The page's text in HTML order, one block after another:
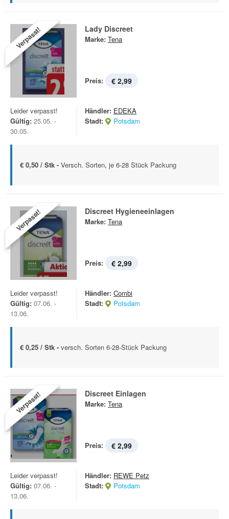
Verpasst! Lady Discreet
Marke: Tena
Preis: € 2,99
Leider verpasst!
Gültig: 25.05. -
30.05.
Händler: EDEKA
Stadt:
Potsdam
€ 0,50 / Stk - Versch. Sorten, je 6-28 Stück Packung
Verpasst! Discreet Hygieneeinlagen
Marke: Tena
Preis: € 2,99
Leider verpasst!
Gültig: 07.06. -
13.06.
Händler: Combi
Stadt:
Potsdam
€ 0,25 / Stk - versch. Sorten 6-28-Stück Packung
Verpasst! Discreet Einlagen
Marke: Tena
Preis: € 2,99
Leider verpasst!
Gültig: 07.06. -
13.06.
Händler: REWE Petz
Stadt:
Potsdam